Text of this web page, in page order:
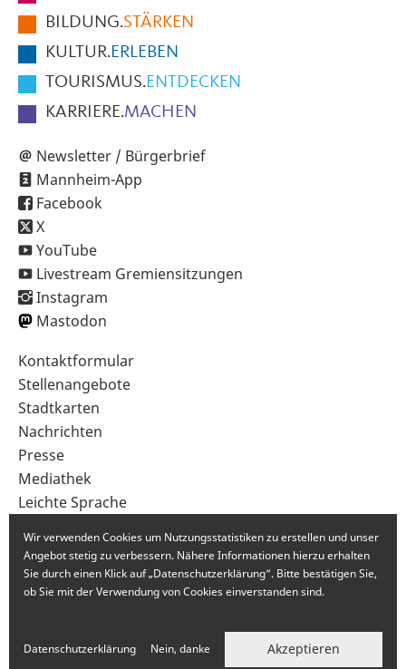
SeiteBILDUNG.STÄRKEN
KULTUR.ERLEBEN
TOURISMUS.ENTDECKEN
KARRIERE.MACHEN
Newsletter / Bürgerbrief
Mannheim-App
Facebook
X
YouTube
Livestream Gremiensitzungen
Instagram
Mastodon
Sekundärnavigation
im
Fußbereich
Kontaktformular
Stellenangebote
Stadtkarten
Nachrichten
Presse
Mediathek
Leichte Sprache
Wir verwenden Cookies um Nutzungsstatistiken zu erstellen und unser
Angebot stetig zu verbessern. Nähere Informationen hierzu erhalten
Sie durch einen Klick auf „Datenschutzerklärung“. Bitte bestätigen Sie,
ob Sie mit der Verwendung von Cookies einverstanden sind.
Datenschutzerklärung Nein, danke Akzeptieren